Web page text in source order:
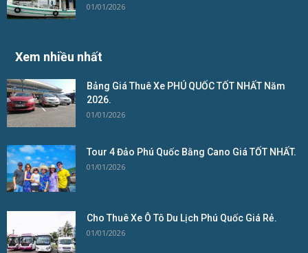
01/01/2026
Xem nhiều nhất
Bảng Giá Thuê Xe PHÚ QUỐC TỐT NHẤT Năm
2026.
01/01/2026
Tour 4 Đảo Phú Quốc Bằng Cano Giá TỐT NHẤT.
01/01/2026
Cho Thuê Xe Ô Tô Du Lịch Phú Quốc Giá Rẻ.
01/01/2026